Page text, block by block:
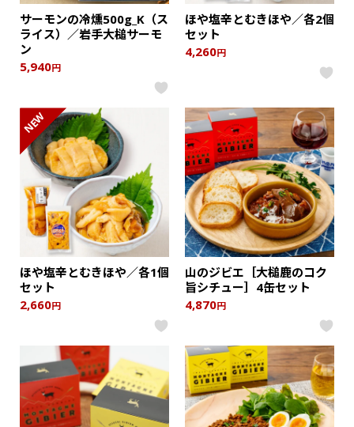
サーモンの冷燻500g_K（ス
ライス）／岩手大槌サーモ
ン
5,940円
ほや塩辛とむきほや／各2個
セット
4,260円
NEW
ほや塩辛とむきほや／各1個
セット
2,660円
山のジビエ［大槌鹿のコク
旨シチュー］4缶セット
4,870円